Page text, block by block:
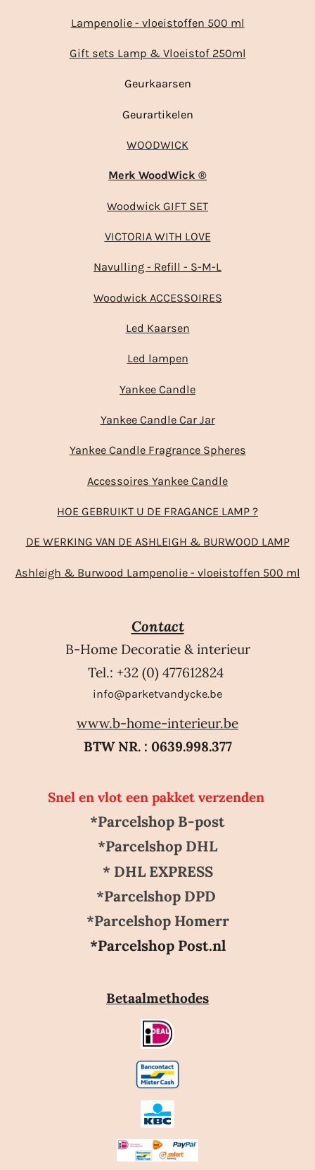
Lampenolie - vloeistoffen 500 ml
Gift sets Lamp & Vloeistof 250ml
Geurkaarsen
Geurartikelen
WOODWICK
Merk WoodWick ®
Woodwick GIFT SET
VICTORIA WITH LOVE
Navulling - Refill - S-M-L
Woodwick ACCESSOIRES
Led Kaarsen
Led lampen
Yankee Candle
Yankee Candle Car Jar
Yankee Candle Fragrance Spheres
Accessoires Yankee Candle
HOE GEBRUIKT U DE FRAGANCE LAMP ?
DE WERKING VAN DE ASHLEIGH & BURWOOD LAMP
Ashleigh & Burwood Lampenolie - vloeistoffen 500 ml
Contact
B-Home Decoratie & interieur
Tel.: +32 (0) 477612824
info@parketvandycke.be
www.b-home-interieur.be
BTW NR. : 0639.998.377
Snel en vlot een pakket verzenden
*Parcelshop B-post
*Parcelshop DHL
* DHL EXPRESS
*Parcelshop DPD
*Parcelshop Homerr
*Parcelshop Post.nl
Betaalmethodes